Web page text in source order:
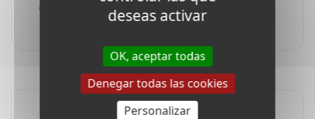
bajo petición en una familia de acogida.
Tarifas de solicitud (65 euros)
deseas activar
OK, aceptar todas
Denegar todas las cookies
Personalizar